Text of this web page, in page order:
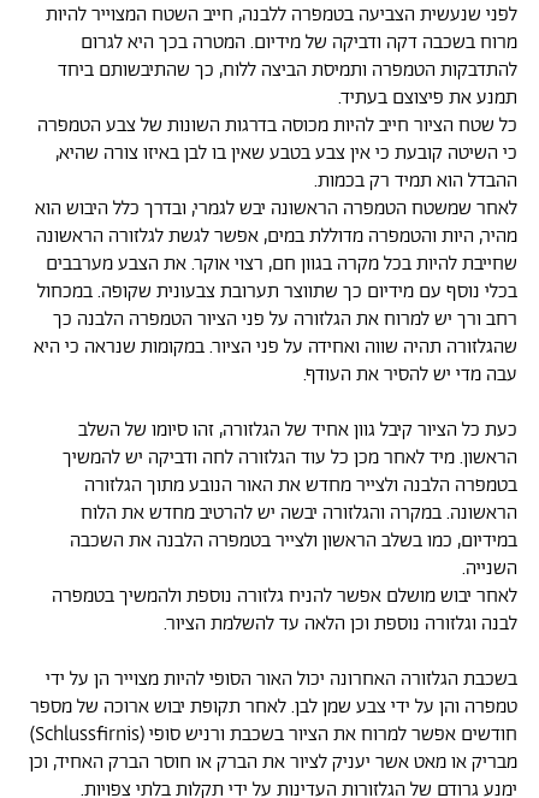
לפני שנעשית הצביעה בטמפרה ללבנה, חייב השטח המצוייר להיות
מרוח בשכבה דקה ודביקה של מידיום. המטרה בכך היא לגרום
להתדבקות הטמפרה ותמיסת הביצה ללוח, כך שהתיבשותם ביחד
תמנע את פיצוצם בעתיד.
כל שטח הציור חייב להיות מכוסה בדרגות השונות של צבע הטמפרה
כי השיטה קובעת כי אין צבע בטבע שאין בו לבן באיזו צורה שהיא,
ההבדל הוא תמיד רק בכמות.
לאחר שמשטח הטמפרה הראשונה יבש לגמרי, ובדרך כלל היבוש הוא
מהיר, היות והטמפרה מדוללת במים, אפשר לגשת לגלזורה הראשונה
שחייבת להיות בכל מקרה בגוון חם, רצוי אוקר. את הצבע מערבבים
בכלי נוסף עם מידיום כך שתווצר תערובת צבעונית שקופה. במכחול
רחב ורך יש למרוח את הגלזורה על פני הציור הטמפרה הלבנה כך
שהגלזורה תהיה שווה ואחידה על פני הציור. במקומות שנראה כי היא
עבה מדי יש להסיר את העודף.
כעת כל הציור קיבל גוון אחיד של הגלזורה, זהו סיומו של השלב
הראשון. מיד לאחר מכן כל עוד הגלזורה לחה ודביקה יש להמשיך
בטמפרה הלבנה ולצייר מחדש את האור הנובע מתוך הגלזורה
הראשונה. במקרה והגלזורה יבשה יש להרטיב מחדש את הלוח
במידיום, כמו בשלב הראשון ולצייר בטמפרה הלבנה את השכבה
השנייה.
לאחר יבוש מושלם אפשר להניח גלזורה נוספת ולהמשיך בטמפרה
לבנה וגלזורה נוספת וכן הלאה עד להשלמת הציור.
בשכבת הגלזורה האחרונה יכול האור הסופי להיות מצוייר הן על ידי
טמפרה והן על ידי צבע שמן לבן. לאחר תקופת יבוש ארוכה של מספר
חודשים אפשר למרוח את הציור בשכבת ורניש סופי (Schlussfirnis)
מבריק או מאט אשר יעניק לציור את הברק או חוסר הברק האחיד, וכן
ימנע גרודם של הגלזורות העדינות על ידי תקלות בלתי צפויות.